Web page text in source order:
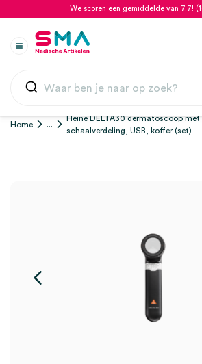
We scoren een gemiddelde van 7.7! (
Home ...
Heine DELTA30 dermatoscoop
schaalverdeling, USB, koffer (set)